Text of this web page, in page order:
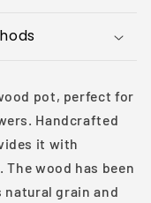
pot, perfect for
Handcrafted
it with
wood has been
grain and